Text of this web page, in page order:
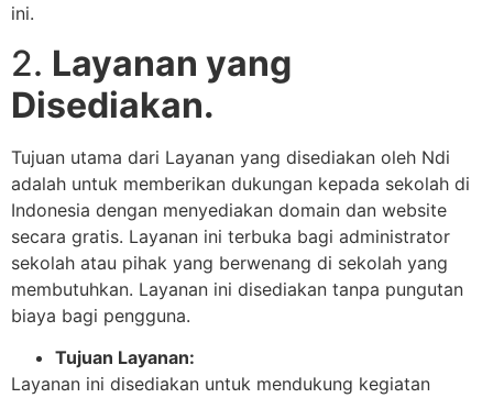
ini.
2. Layanan yang
Disediakan.
Tujuan utama dari Layanan yang disediakan oleh Ndi
adalah untuk memberikan dukungan kepada sekolah di
Indonesia dengan menyediakan domain dan website
secara gratis. Layanan ini terbuka bagi administrator
sekolah atau pihak yang berwenang di sekolah yang
membutuhkan. Layanan ini disediakan tanpa pungutan
biaya bagi pengguna.
Tujuan Layanan:
Layanan ini disediakan untuk mendukung kegiatan